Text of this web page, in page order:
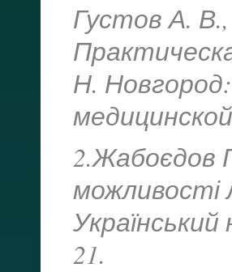
Густов А.
Н.
2.Жабоєдов
можливості
21.